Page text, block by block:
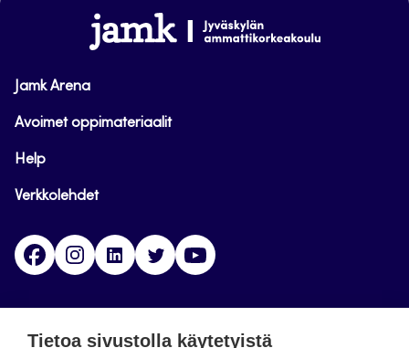
www.jamk.fi
Jamk Arena
Avoimet oppimateriaalit
Help
Verkkolehdet
FacebookInstagramLinkedinTwitter
Tietoa sivustolla käytetyistä